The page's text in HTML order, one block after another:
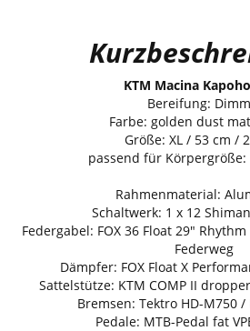
KTM Macina
Bereifung:
Farbe: golden dust
Größe: XL / 53 cm /
passend für Körpergröße:
Rahmenmaterial:
Schaltwerk: 1 x 12
Federgabel: FOX 36 Float 29"
Federweg
Dämpfer: FOX Float X
Sattelstütze: KTM COMP II
Bremsen: Tektro HD-M750 /
Pedale: MTB-Pedal fat